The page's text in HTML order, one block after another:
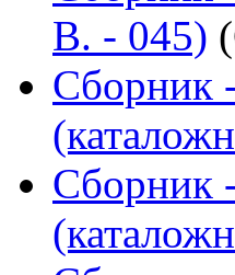
B. - 045)
Сборник
Сборник